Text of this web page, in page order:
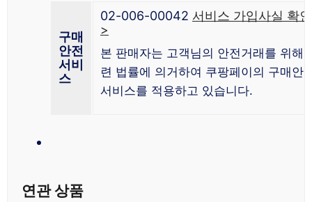
구매
안전
서비
스
02-006-00042 서비스 가입사실 확인
>
본 판매자는 고객님의 안전거래를 위해
련 법률에 의거하여 쿠팡페이의 구매안
서비스를 적용하고 있습니다.
연관 상품